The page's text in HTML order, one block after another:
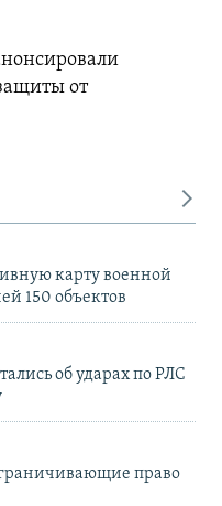
от
карту военной
150 объектов
об ударах по РЛС
право